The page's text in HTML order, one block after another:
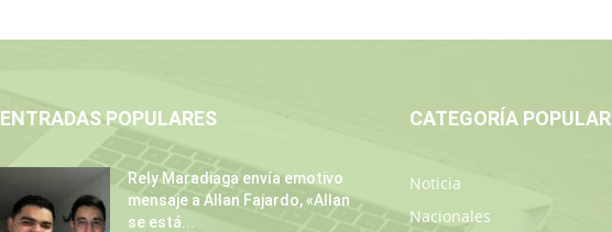
ENTRADAS POPULARES
Rely Maradiaga envía emotivo
mensaje a Allan Fajardo, «Allan
se está...
CATEGORÍA POPULAR
Noticia
Nacionales